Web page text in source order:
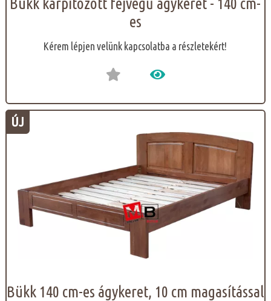
Bükk kárpitozott fejvégű ágykeret - 140 cm-
es
Kérem lépjen velünk kapcsolatba a részletekért!
ÚJ
Bükk 140 cm-es ágykeret, 10 cm magasítással